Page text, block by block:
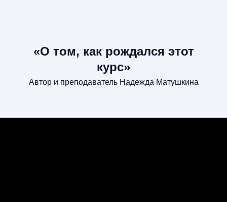
«О том, как рождался этот
курс»
Автор и преподаватель Надежда Матушкина